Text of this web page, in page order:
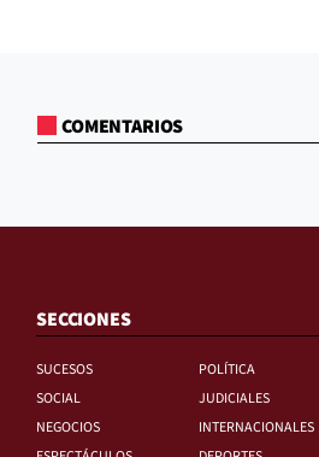
COMENTARIOS
SECCIONES
SUCESOS
POLÍTICA
SOCIAL
JUDICIALES
NEGOCIOS
INTERNACIONALES